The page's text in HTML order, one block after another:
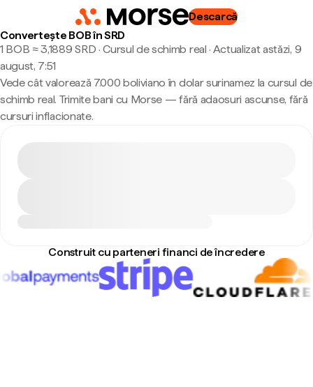
Descarcă
Convertește BOB în SRD
1 BOB ≈ 3,1889 SRD · Cursul de schimb real · Actualizat astăzi, 9
august, 7:51
Vede cât valorează 7.000 boliviano în dolar surinamez la cursul de
schimb real. Trimite bani cu Morse — fără adaosuri ascunse, fără
cursuri inflacionate.
Construit cu parteneri financi de încredere